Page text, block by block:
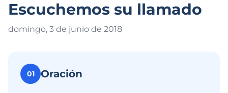
Escuchemos su llamado
domingo, 3 de junio de 2018
01 Oración